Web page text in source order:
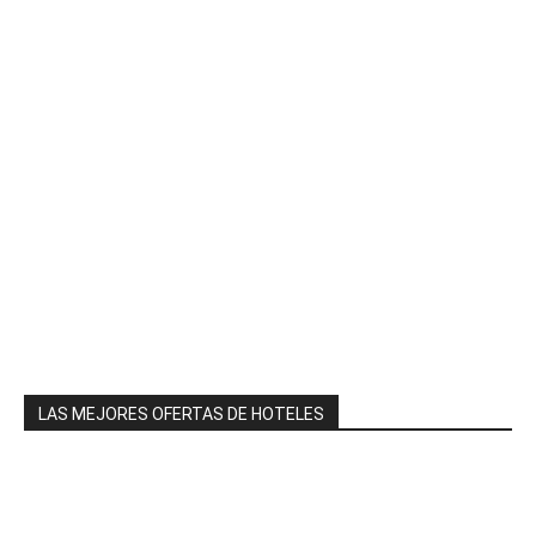
LAS MEJORES OFERTAS DE HOTELES